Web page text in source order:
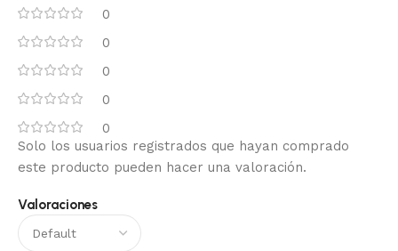
0
0
0
0
0
Valoraciones
Solo los usuarios registrados que hayan comprado
este producto pueden hacer una valoración.